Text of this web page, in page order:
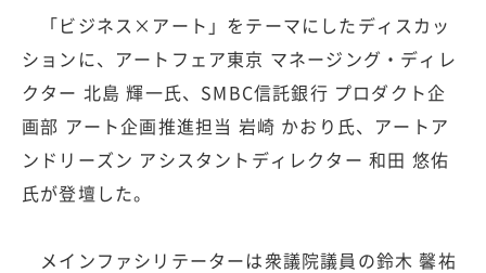
「ビジネス×アート」をテーマにしたディスカッ
ションに、アートフェア東京 マネージング・ディレ
クター 北島 輝一氏、SMBC信託銀行 プロダクト企
画部 アート企画推進担当 岩崎 かおり氏、アートア
ンドリーズン アシスタントディレクター 和田 悠佑
氏が登壇した。
メインファシリテーターは衆議院議員の鈴木 馨祐